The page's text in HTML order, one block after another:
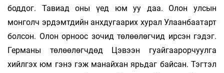
боддог. Тавиад оны үед юм уу даа. Олон улсын
монголч эр­дэмт­дийн анх­дугаарих хурал Улаанбаатарт
болсон. Олон орноос зочид төлөөлөгчид ирсэн гэ­дэг.
Германы төлөөлөгчдөд Цэвээн гуай­­гаарорчуулга
хийл­гэх юм гэнэ гэж манай­хан ярь­даг бай­сан. Тэгтэл